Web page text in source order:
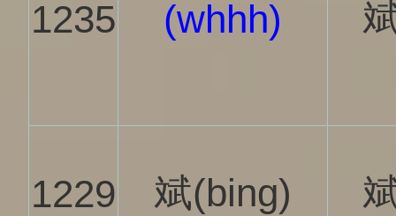
1235 (whhh)
1229 斌(bing)